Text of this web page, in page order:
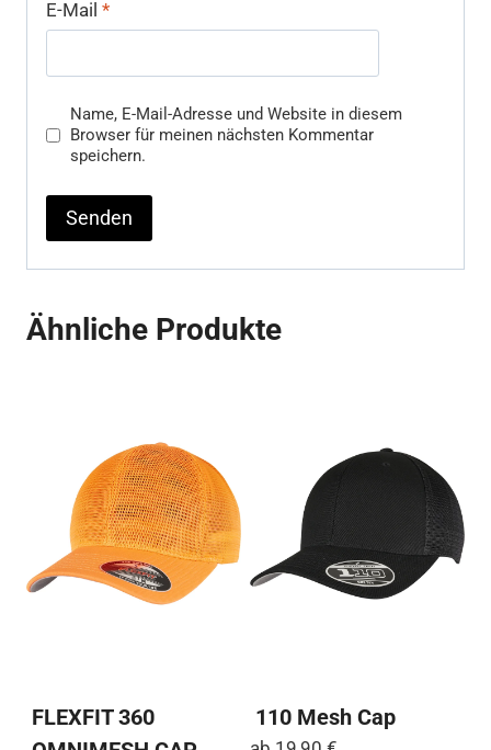
E-Mail *
Name, E-Mail-Adresse und Website in diesem
Browser für meinen nächsten Kommentar
speichern.
Ähnliche Produkte
FLEXFIT 360
110 Mesh Cap